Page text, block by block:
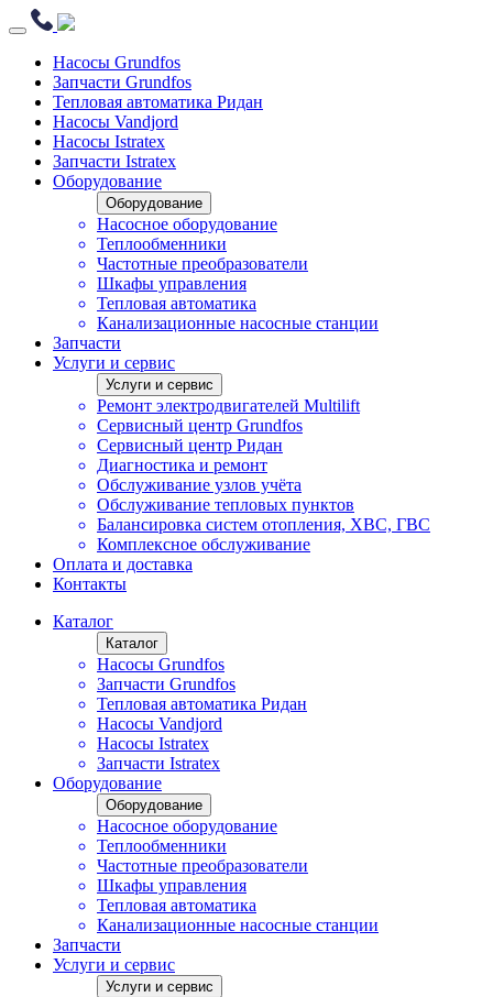
Насосы Grundfos
Запчасти Grundfos
Тепловая автоматика Ридан
Насосы Vandjord
Насосы Istratex
Запчасти Istratex
Оборудование
Оборудование
Насосное оборудование
Теплообменники
Частотные преобразователи
Шкафы управления
Тепловая автоматика
Канализационные насосные станции
Запчасти
Услуги и сервис
Услуги и сервис
Ремонт электродвигателей Multilift
Сервисный центр Grundfos
Сервисный центр Ридан
Диагностика и ремонт
Обслуживание узлов учёта
Обслуживание тепловых пунктов
Балансировка систем отопления, ХВС, ГВС
Комплексное обслуживание
Оплата и доставка
Контакты
Каталог
Каталог
Насосы Grundfos
Запчасти Grundfos
Тепловая автоматика Ридан
Насосы Vandjord
Насосы Istratex
Запчасти Istratex
Оборудование
Оборудование
Насосное оборудование
Теплообменники
Частотные преобразователи
Шкафы управления
Тепловая автоматика
Канализационные насосные станции
Запчасти
Услуги и сервис
Услуги и сервис